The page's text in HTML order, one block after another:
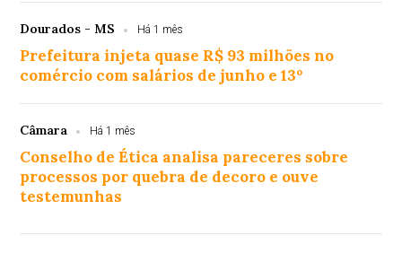
Dourados - MS Há 1 mês
Prefeitura injeta quase R$ 93 milhões no
comércio com salários de junho e 13º
Câmara Há 1 mês
Conselho de Ética analisa pareceres sobre
processos por quebra de decoro e ouve
testemunhas